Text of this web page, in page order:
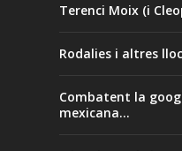
Terenci Moix (i
Rodalies i altres
Combatent la
mexicana…